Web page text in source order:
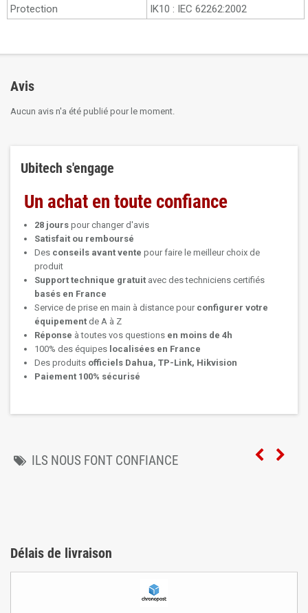
Protection
IK10 : IEC 62262:2002
Avis
Aucun avis n'a été publié pour le moment.
Ubitech s'engage
Un achat en toute confiance
28 jours pour changer d'avis
Satisfait ou remboursé
Des conseils avant vente pour faire le meilleur choix de
produit
Support technique gratuit avec des techniciens certifiés
basés en France
Service de prise en main à distance pour configurer votre
équipement de A à Z
Réponse à toutes vos questions en moins de 4h
100% des équipes localisées en France
Des produits officiels Dahua, TP-Link, Hikvision
Paiement 100% sécurisé
ILS NOUS FONT CONFIANCE
Délais de livraison